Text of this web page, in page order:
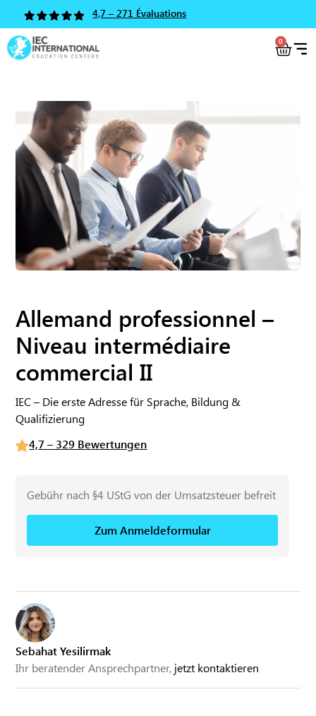
4,7 – 271 Évaluations
0
Sebahat Yesilirmak
Ihr beratender Ansprechpartner, jetzt kontaktieren
Allemand professionnel –
Niveau intermédiaire
commercial II
IEC – Die erste Adresse für Sprache, Bildung &
Qualifizierung
4,7 – 329 Bewertungen
Gebühr nach §4 UStG von der Umsatzsteuer befreit
Zum Anmeldeformular